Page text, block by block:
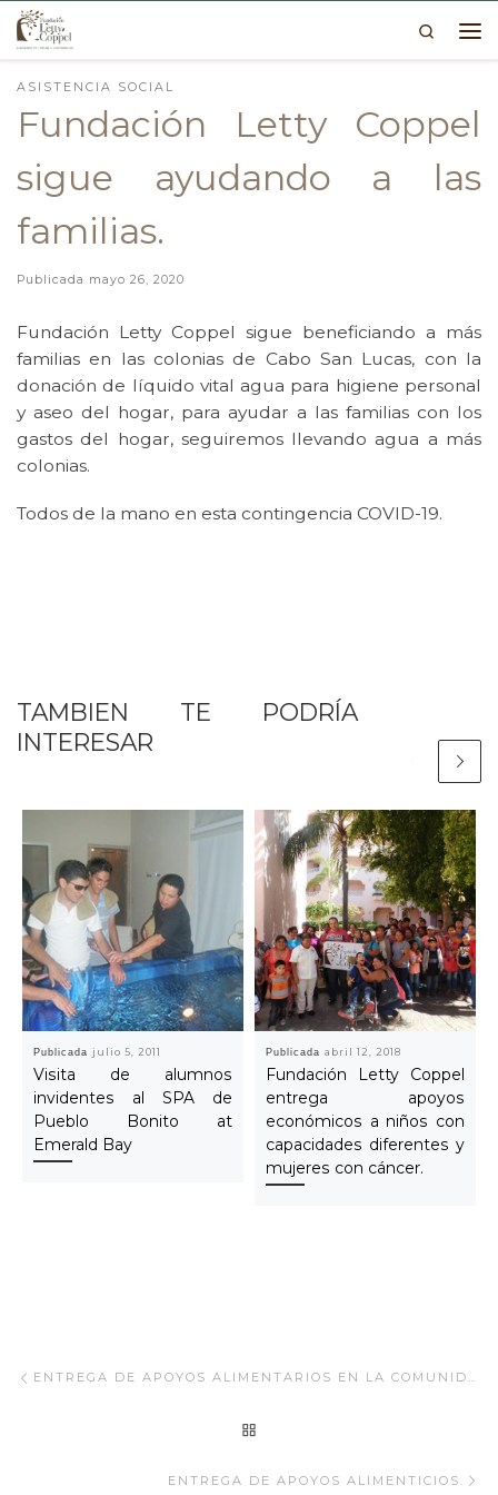
Skip to content
Search
ASISTENCIA SOCIAL
Fundación Letty Coppel
sigue ayudando a las
familias.
Publicada mayo 26, 2020
Fundación Letty Coppel sigue beneficiando a más
familias en las colonias de Cabo San Lucas, con la
donación de líquido vital agua para higiene personal
y aseo del hogar, para ayudar a las familias con los
gastos del hogar, seguiremos llevando agua a más
colonias.
Todos de la mano en esta contingencia COVID-19.
TAMBIEN TE PODRÍA
INTERESAR
Publicada julio 5, 2011
Visita de alumnos
invidentes al SPA de
Pueblo Bonito at
Emerald Bay
Publicadaabril 12, 2018
Fundación Letty Coppel
entrega apoyos
económicos a niños con
capacidades diferentes y
mujeres con cáncer.
Navegar Artículo ENTREGA DE APOYOS ALIMENTARIOS EN LA COMUNIDAD DE MÁRMOL.
ENTREGA DE APOYOS ALIMENTICIOS.